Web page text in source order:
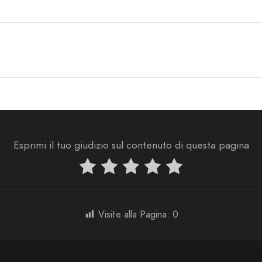
Esprimi il tuo giudizio sul contenuto di questa pagina
Visite alla Pagina: 0